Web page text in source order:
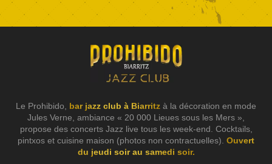
Le Prohibido, bar jazz club à Biarritz à la décoration en mode
Jules Verne, ambiance « 20 000 Lieues sous les Mers »,
propose des concerts Jazz live tous les week-end. Cocktails,
pintxos et cuisine maison (photos non contractuelles). Ouvert
du jeudi soir au samedi soir.